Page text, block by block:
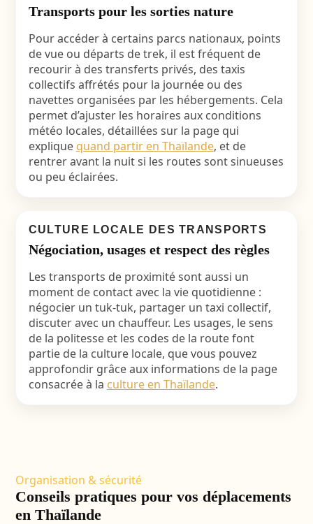
Transports pour les sorties nature
Pour accéder à certains parcs nationaux, points
de vue ou départs de trek, il est fréquent de
recourir à des transferts privés, des taxis
collectifs affrétés pour la journée ou des
navettes organisées par les hébergements. Cela
permet d’ajuster les horaires aux conditions
météo locales, détaillées sur la page qui
explique quand partir en Thaïlande, et de
rentrer avant la nuit si les routes sont sinueuses
ou peu éclairées.
CULTURE LOCALE DES TRANSPORTS
Négociation, usages et respect des règles
Les transports de proximité sont aussi un
moment de contact avec la vie quotidienne :
négocier un tuk-tuk, partager un taxi collectif,
discuter avec un chauffeur. Les usages, le sens
de la politesse et les codes de la route font
partie de la culture locale, que vous pouvez
approfondir grâce aux informations de la page
consacrée à la culture en Thaïlande.
Organisation & sécurité
Conseils pratiques pour vos déplacements
en Thaïlande